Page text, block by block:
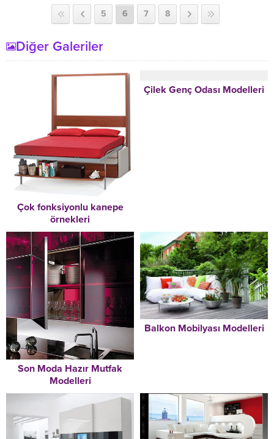
5 6 7 8
Diğer Galeriler
Çok fonksiyonlu kanepe
örnekleri
Çilek Genç Odası Modelleri
Son Moda Hazır Mutfak
Modelleri
Balkon Mobilyası Modelleri